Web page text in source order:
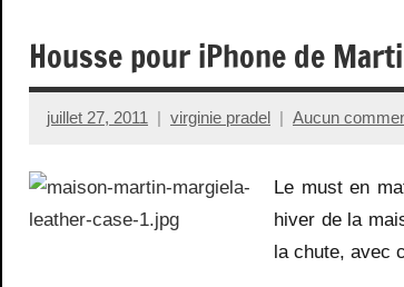
Housse pour iPhone de
juillet 27, 2011 virginie pradel Aucun
Le must en
hiver de la
la chute, avec